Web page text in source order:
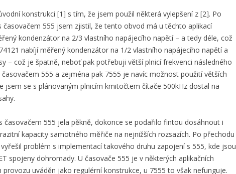
konstrukci [1] s tím, že jsem použil některá vylepšení z [2]. Po
časovačem 555 jsem zjistil, že tento obvod má u těchto aplikací
kondenzátor na 2/3 vlastního napájecího napětí – a tedy déle, což
nabíjí měřený kondenzátor na 1/2 vlastního napájecího napětí a
– což je špatně, neboť pak potřebuji větší plnicí frekvenci následného
555 a zejména pak 7555 je navíc možnost použití větších
jsem se s plánovaným plnicím kmitočtem čítače 500kHz dostal na
časovačem 555 jela pěkně, dokonce se podařilo fintou dosáhnout i
kapacity samotného měřiče na nejnižších rozsazích. Po přechodu
problém s implementací takového druhu zapojení s 555, kde jsou
spojeny dohromady. U časovače 555 je v některých aplikačních
uváděn jako regulérní konstrukce, u 7555 to však nefunguje.